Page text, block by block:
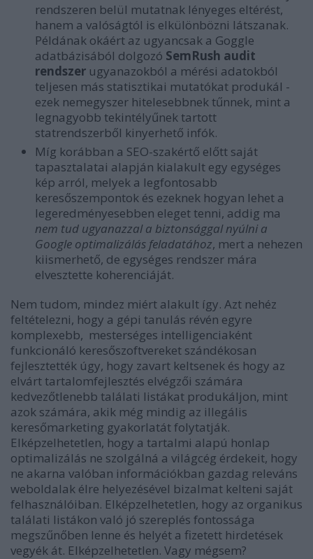
rendszeren belül mutatnak lényeges eltérést,
hanem a valóságtól is elkülönbözni látszanak.
Példának okáért az ugyancsak a Goggle
adatbázisából dolgozó SemRush audit
rendszer ugyanazokból a mérési adatokból
teljesen más statisztikai mutatókat produkál -
ezek nemegyszer hitelesebbnek tűnnek, mint a
legnagyobb tekintélyűnek tartott
statrendszerből kinyerhető infók.
Míg korábban a SEO-szakértő előtt saját
tapasztalatai alapján kialakult egy egységes
kép arról, melyek a legfontosabb
keresőszempontok és ezeknek hogyan lehet a
legeredményesebben eleget tenni, addig ma
nem tud ugyanazzal a biztonsággal nyúlni a
Google optimalizálás feladatához, mert a nehezen
kiismerhető, de egységes rendszer mára
elvesztette koherenciáját.
Nem tudom, mindez miért alakult így. Azt nehéz
feltételezni, hogy a gépi tanulás révén egyre
komplexebb, mesterséges intelligenciaként
funkcionáló keresőszoftvereket szándékosan
fejlesztették úgy, hogy zavart keltsenek és hogy az
elvárt tartalomfejlesztés elvégzői számára
kedvezőtlenebb találati listákat produkáljon, mint
azok számára, akik még mindig az illegális
keresőmarketing gyakorlatát folytatják.
Elképzelhetetlen, hogy a tartalmi alapú honlap
optimalizálás ne szolgálná a világcég érdekeit, hogy
ne akarna valóban információkban gazdag releváns
weboldalak élre helyezésével bizalmat kelteni saját
felhasználóiban. Elképzelhetetlen, hogy az organikus
találati listákon való jó szereplés fontossága
megszűnőben lenne és helyét a fizetett hirdetések
vegyék át. Elképzelhetetlen. Vagy mégsem?